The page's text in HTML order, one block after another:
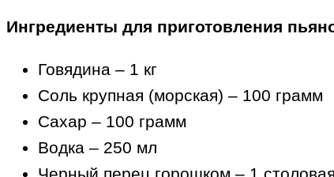
Ингредиенты для приготовления
Говядина – 1 кг
Соль крупная (морская) – 100 грамм
Сахар – 100 грамм
Водка – 250 мл